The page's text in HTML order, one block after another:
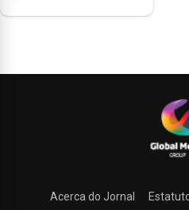
Acerca do Jornal